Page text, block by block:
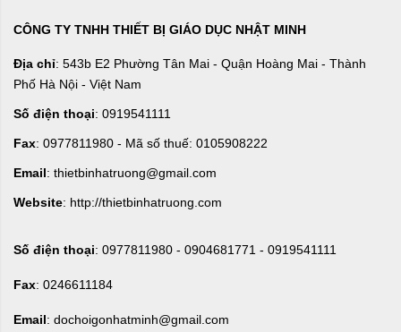
CÔNG TY TNHH THIẾT BỊ GIÁO DỤC NHẬT MINH
Địa chỉ: 543b E2 Phường Tân Mai - Quận Hoàng Mai - Thành
Phố Hà Nội - Việt Nam
Số điện thoại: 0919541111
Fax: 0977811980 - Mã số thuế: 0105908222
Email: thietbinhatruong@gmail.com
Website: http://thietbinhatruong.com
Số điện thoại: 0977811980 - 0904681771 - 0919541111
Fax: 0246611184
Email: dochoigonhatminh@gmail.com